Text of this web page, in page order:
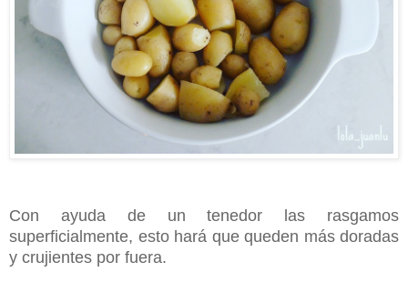
Con ayuda de un tenedor las rasgamos
superficialmente, esto hará que queden más doradas
y crujientes por fuera.